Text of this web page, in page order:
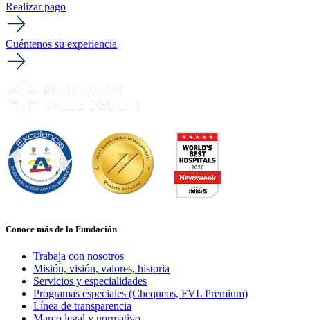
Realizar pago
Cuéntenos su experiencia
Conoce más de la Fundación
Trabaja con nosotros
Misión, visión, valores, historia
Servicios y especialidades
Programas especiales (Chequeos, FVL Premium)
Línea de transparencia